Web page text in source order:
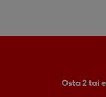
Osta 2 tai